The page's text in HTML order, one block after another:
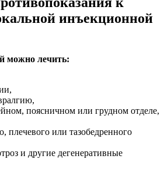
инъекционной
можно лечить:
поясничном или грудном отделе,
плечевого или тазобедренного
и другие дегенеративные